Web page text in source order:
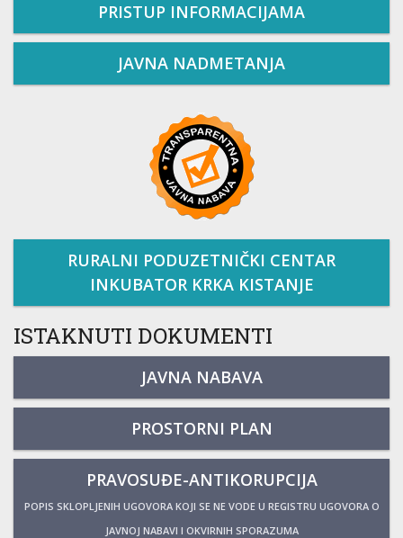
PRISTUP INFORMACIJAMA
JAVNA NADMETANJA
RURALNI PODUZETNIČKI CENTAR
INKUBATOR KRKA KISTANJE
ISTAKNUTI DOKUMENTI
JAVNA NABAVA
PROSTORNI PLAN
PRAVOSUĐE-ANTIKORUPCIJA
POPIS SKLOPLJENIH UGOVORA KOJI SE NE VODE U REGISTRU UGOVORA O
JAVNOJ NABAVI I OKVIRNIH SPORAZUMA